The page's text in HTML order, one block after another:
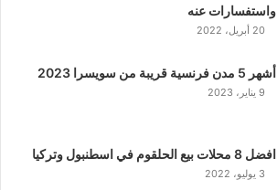
واستفسارات عنه
20 أبريل، 2022
أشهر 5 مدن فرنسية قريبة من سويسرا 2023
9 يناير، 2023
افضل 8 محلات بيع الحلقوم في اسطنبول وتركيا
3 يوليو، 2022